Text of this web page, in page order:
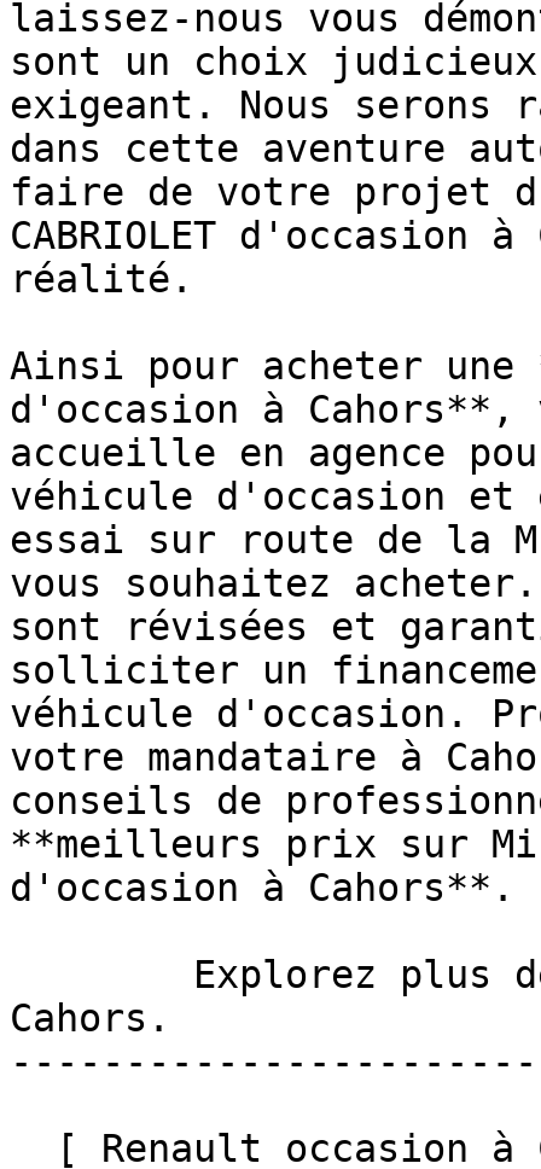
laissez-nous vous
sont un choix
exigeant. Nous serons
dans cette aventure
faire de votre projet
CABRIOLET d'occasion
réalité.
Ainsi pour acheter une
d'occasion à Cahors**,
accueille en agence
véhicule d'occasion et
essai sur route de la
vous souhaitez acheter.
sont révisées et
solliciter un
véhicule d'occasion.
votre mandataire à
conseils de
**meilleurs prix sur Mini
d'occasion à Cahors**.
Cahors.